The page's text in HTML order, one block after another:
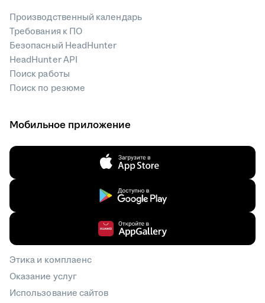
Производственный календарь
Требования к ПО
Безопасный HeadHunter
HeadHunter API
Поиск работы
Поиск по резюме
Мобильное приложение
Этика и комплаенс
Оказание услуг
Использование сайтов